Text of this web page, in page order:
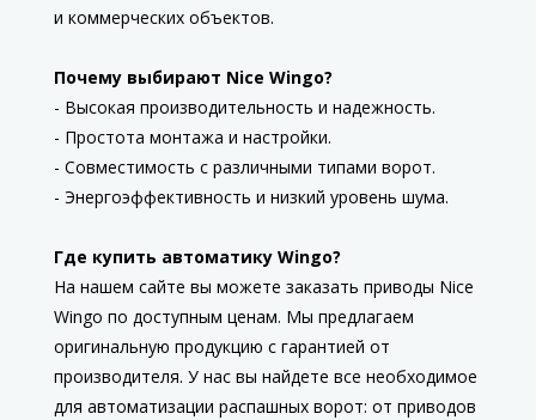
и коммерческих объектов.
Почему выбирают Nice Wingo?
- Высокая производительность и надежность.
- Простота монтажа и настройки.
- Совместимость с различными типами ворот.
- Энергоэффективность и низкий уровень шума.
Где купить автоматику Wingo?
На нашем сайте вы можете заказать приводы Nice
Wingo по доступным ценам. Мы предлагаем
оригинальную продукцию с гарантией от
производителя. У нас вы найдете все необходимое
для автоматизации распашных ворот: от приводов